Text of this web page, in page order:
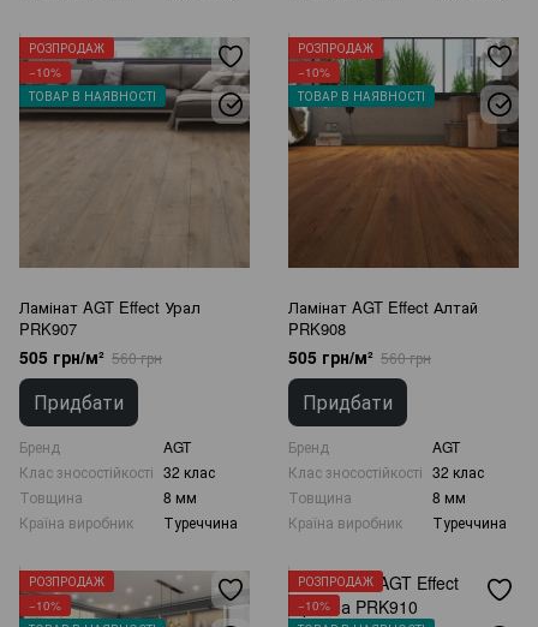
РОЗПРОДАЖ
−10%
ТОВАР В НАЯВНОСТІ
Ламінат AGT Effect Урал
PRK907
505 грн/м² 560 грн
Придбати
Бренд
AGT
Клас зносостійкості 32 клас
Товщина
8 мм
Країна виробник
Туреччина
РОЗПРОДАЖ
−10%
ТОВАР В НАЯВНОСТІ
Ламінат AGT Effect Алтай
PRK908
505 грн/м² 560 грн
Придбати
Бренд
AGT
Клас зносостійкості 32 клас
Товщина
8 мм
Країна виробник
Туреччина
РОЗПРОДАЖ
−10%
РОЗПРОДАЖ
−10%